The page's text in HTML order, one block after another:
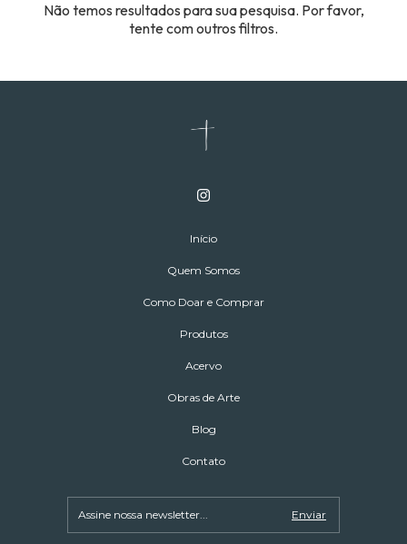
Não temos resultados para sua pesquisa. Por favor,
tente com outros filtros.
Início
Quem Somos
Como Doar e Comprar
Produtos
Acervo
Obras de Arte
Blog
Contato